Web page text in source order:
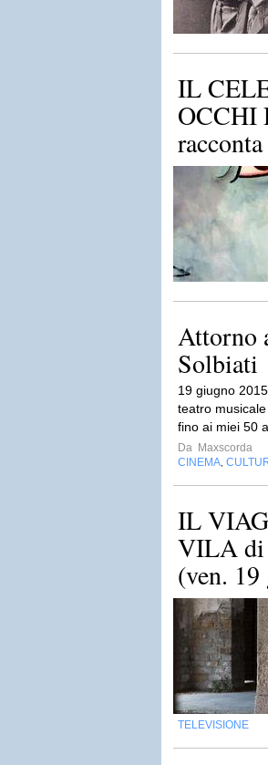
IL
OCCHI
Attorno
Solbiati
19 giugno
teatro
fino ai miei 50
Da Maxscorda
CINEMA
IL
VILA di
(ven.
TELEVISIONE